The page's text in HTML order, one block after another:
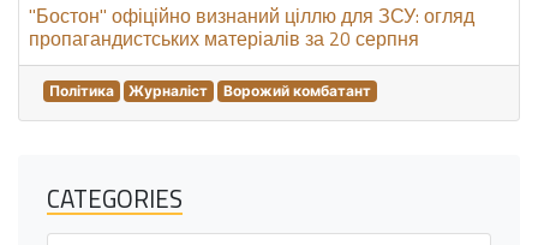
"Бостон" офіційно визнаний ціллю для ЗСУ: огляд
пропагандистських матеріалів за 20 серпня
Політика Журналіст Ворожий комбатант
CATEGORIES